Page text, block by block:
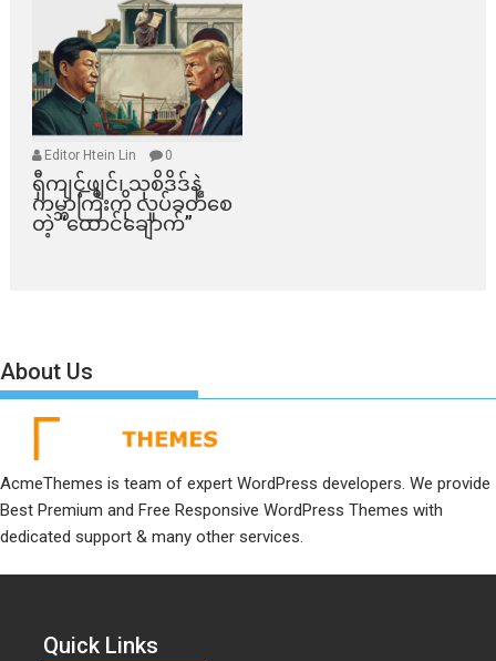
Editor Htein Lin 0
ရှီကျင့်ဖျင်၊ သုစိဒိဒ်နဲ့
ကမ္ဘာကြီးကို လှုပ်ခတ်စေ
တဲ့ “ထောင်ချောက်”
About Us
AcmeThemes is team of expert WordPress developers. We provide
Best Premium and Free Responsive WordPress Themes with
dedicated support & many other services.
Quick Links